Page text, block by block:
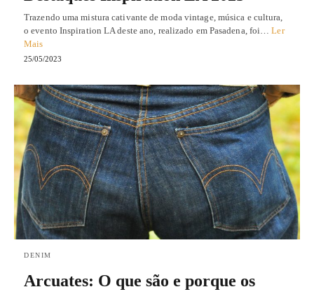
Trazendo uma mistura cativante de moda vintage, música e cultura,
o evento Inspiration LA deste ano, realizado em Pasadena, foi…Ler
Mais
25/05/2023
DENIM
Arcuates: O que são e porque os